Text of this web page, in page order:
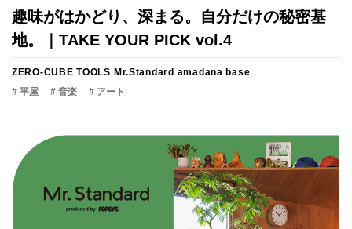
趣味がはかどり、深まる。自分だけの秘密基
地。｜TAKE YOUR PICK vol.4
ZERO-CUBE TOOLS Mr.Standard amadana base
# 平屋
# 音楽 # アート